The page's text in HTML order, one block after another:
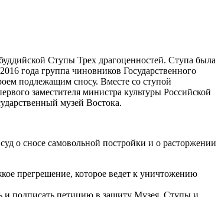
Ступы Трех драгоценностей. Ступа была
года группа чиновников Государственного
подлежащим сносу. Вместе со ступой
заместителя министра культуры Российской
музей Востока.
о сносе самовольной постройки и о расторжении
прегрешение, которое ведет к уничтожению
и подписать петицию в защиту Музея, Ступы и